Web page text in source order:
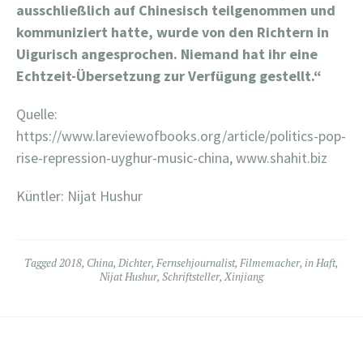
ausschließlich auf Chinesisch teilgenommen und
kommuniziert hatte, wurde von den Richtern in
Uigurisch angesprochen. Niemand hat ihr eine
Echtzeit-Übersetzung zur Verfügung gestellt.“
Quelle:
https://www.lareviewofbooks.org/article/politics-pop-
rise-repression-uyghur-music-china, www.shahit.biz
Küntler: Nijat Hushur
Tagged2018, China, Dichter, Fernsehjournalist, Filmemacher, in Haft,
Nijat Hushur, Schriftsteller,Xinjiang